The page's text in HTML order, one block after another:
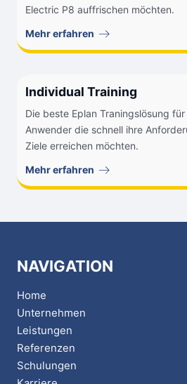
Electric P8 auffrischen möchten.
Mehr erfahren
Individual Training
Die beste Eplan Traningslösung
Anwender die schnell ihre
Ziele erreichen möchten.
Mehr erfahren
NAVIGATION
Home
Unternehmen
Leistungen
Referenzen
Schulungen